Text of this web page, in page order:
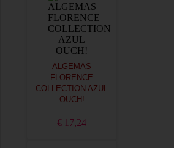
ALGEMAS
FLORENCE
COLLECTION AZUL
OUCH!
€ 17,24